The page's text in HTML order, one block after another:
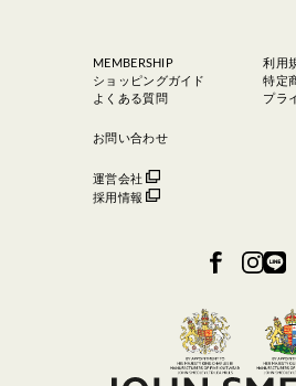
MEMBERSHIP
ショッピングガイド
よくある質問
お問い合わせ
運営会社
採用情報
利用
特定
プラ